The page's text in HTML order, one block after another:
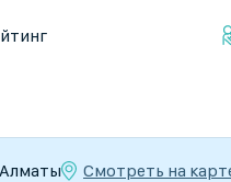
Смотреть на